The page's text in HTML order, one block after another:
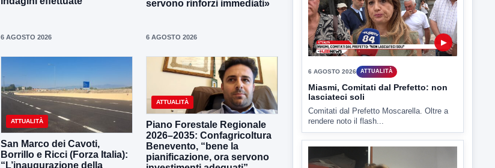
6 AGOSTO 2026
servono rinforzi immediati»
6 AGOSTO 2026
ATTUALITÀ
San Marco dei Cavoti,
Borrillo e Ricci (Forza Italia):
“L’inaugurazione della
ATTUALITÀ
Piano Forestale Regionale
2026–2035: Confagricoltura
Benevento, “bene la
pianificazione, ora servono
6 AGOSTO 2026 ATTUALITÀ
Miasmi, Comitati dal Prefetto: non
lasciateci soli
Comitati dal Prefetto Moscarella. Oltre a
rendere noto il flash...